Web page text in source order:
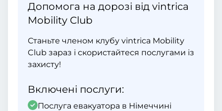
Допомога на дорозі від vintrica
Mobility Club
Станьте членом клубу vintrica Mobility
Club зараз і скористайтеся послугами із
захисту!
Включені послуги:
Послуга евакуатора в Німеччині